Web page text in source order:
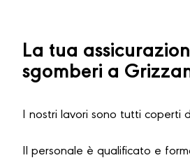
La tua
sgomberi a
I nostri lavori sono tutti coperti
Il personale è qualificato e